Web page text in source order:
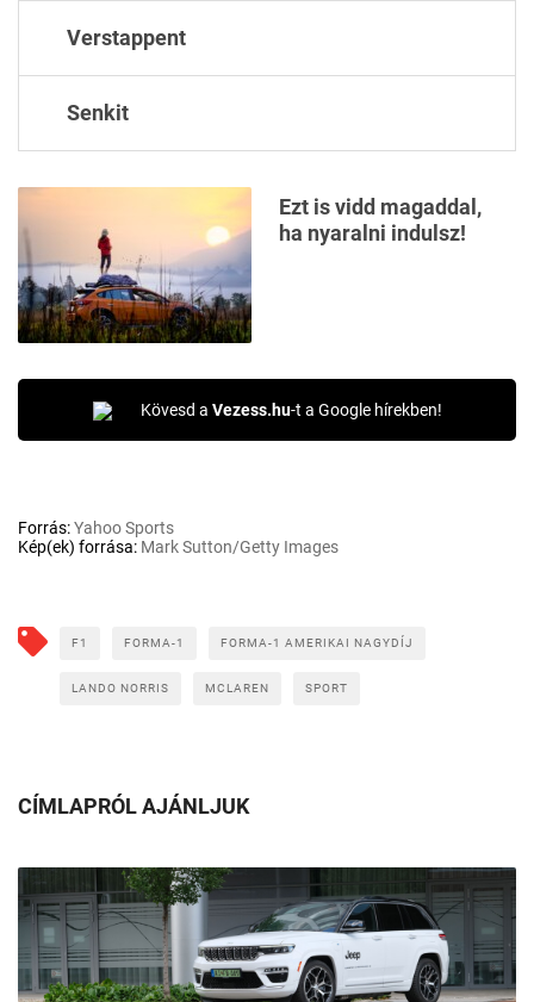
Verstappent
Senkit
Ezt is vidd magaddal,
ha nyaralni indulsz!
Kövesd a Vezess.hu-t a Google hírekben!
Forrás:Yahoo Sports
Kép(ek) forrása: Mark Sutton/Getty Images
F1 FORMA-1 FORMA-1 AMERIKAI NAGYDÍJ
LANDO NORRIS MCLAREN SPORT
CÍMLAPRÓL AJÁNLJUK